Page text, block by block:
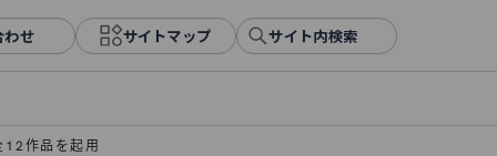
わせ サイトマップ サイト内検索
12作品を起用